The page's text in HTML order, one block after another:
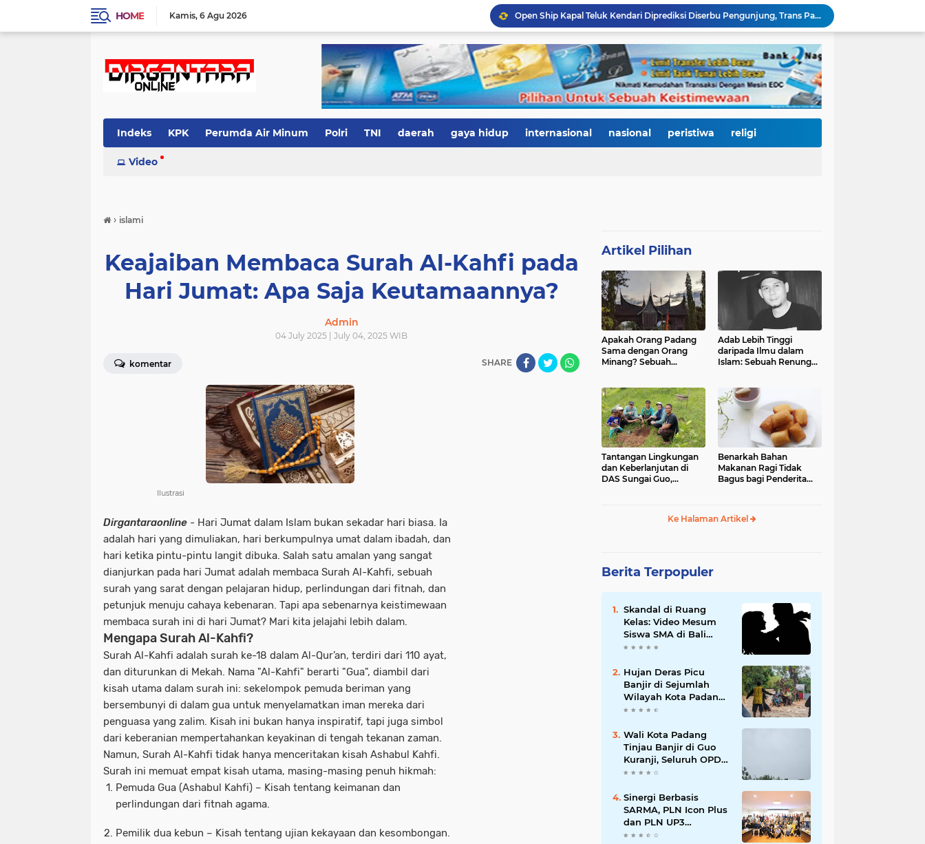
HOME Kamis 6 Agu 2026
Open Ship Kapal Teluk Kendari Diprediksi Diserbu Pengunjung, Trans Padang Ubah Rute Koridor 2 dan 4, Tarif Seluruh Koridor Cuma Rp1
Tak Gentar Medan Ekstrem, Tim Trisula Polres Solok Selatan Sisir Sungai Bangko, Police Line Dipasang di Lokasi Dugaan Tambang Emas Ilegal
Depan SMAN 2 Payakumbuh Jadi Lokasi Penangkapan, Satresnarkoba Amankan Terduga Penyalahguna Narkotika dengan Barang Bukti 12,58 Gram Ganja
Merah Putih Berkibar, 500 Bendera Dibagikan untuk Menyalakan Semangat Kemerdekaan di Dharmasraya
Janji Bupati Annisa Mulai Terwujud, Pemkab Dharmasraya Benahi Jalan Pulau Punjung–Kampung Surau Sepanjang 5,6 Kilometer
Sambut HJK ke-357, Pemko Padang dan Kodaeral II Satukan Kekuatan Bersihkan Batang Arau, Gelar Bakti Sosial hingga Donor Darah untuk Warga
Dua Atlet Muda SMPN 25 Padang Lolos ke O2SN Nasional, Siap Harumkan Nama Sumatera Barat
Indeks KPK Perumda Air Minum Polri TNI daerah gaya hidup internasional nasional peristiwa religi
Video
› islami
Keajaiban Membaca Surah Al-Kahfi pada
Hari Jumat: Apa Saja Keutamaannya?
Admin
04 July 2025 | July 04, 2025 WIB
komentar SHARE
Ilustrasi
Dirgantaraonline - Hari Jumat dalam Islam bukan sekadar hari biasa. Ia
adalah hari yang dimuliakan, hari berkumpulnya umat dalam ibadah, dan
hari ketika pintu-pintu langit dibuka. Salah satu amalan yang sangat
dianjurkan pada hari Jumat adalah membaca Surah Al-Kahfi, sebuah
surah yang sarat dengan pelajaran hidup, perlindungan dari fitnah, dan
petunjuk menuju cahaya kebenaran. Tapi apa sebenarnya keistimewaan
membaca surah ini di hari Jumat? Mari kita jelajahi lebih dalam.
Mengapa Surah Al-Kahfi?
Surah Al-Kahfi adalah surah ke-18 dalam Al-Qur’an, terdiri dari 110 ayat,
dan diturunkan di Mekah. Nama "Al-Kahfi" berarti "Gua", diambil dari
kisah utama dalam surah ini: sekelompok pemuda beriman yang
bersembunyi di dalam gua untuk menyelamatkan iman mereka dari
penguasa yang zalim. Kisah ini bukan hanya inspiratif, tapi juga simbol
dari keberanian mempertahankan keyakinan di tengah tekanan zaman.
Namun, Surah Al-Kahfi tidak hanya menceritakan kisah Ashabul Kahfi.
Surah ini memuat empat kisah utama, masing-masing penuh hikmah:
Pemuda Gua (Ashabul Kahfi) – Kisah tentang keimanan dan
perlindungan dari fitnah agama.
Pemilik dua kebun – Kisah tentang ujian kekayaan dan kesombongan.
Artikel Pilihan
Apakah Orang Padang
Sama dengan Orang
Minang? Sebuah
Adab Lebih Tinggi
daripada Ilmu dalam
Islam: Sebuah Renungan
Tantangan Lingkungan
dan Keberlanjutan di
DAS Sungai Guo,
Benarkah Bahan
Makanan Ragi Tidak
Bagus bagi Penderita
Ke Halaman Artikel
Berita Terpopuler
Skandal di Ruang
Kelas: Video Mesum
Siswa SMA di Bali
Viral, Hukuman dan
Mengikuti
Hujan Deras Picu
Banjir di Sejumlah
Wilayah Kota Padang,
Warga Dievakuasi dan
Banjir Susulan
Wali Kota Padang
Tinjau Banjir di Guo
Kuranji, Seluruh OPD
Disiagakan dan
Dipercepat
Sinergi Berbasis
SARMA, PLN Icon Plus
dan PLN UP3
Tanjungpinang